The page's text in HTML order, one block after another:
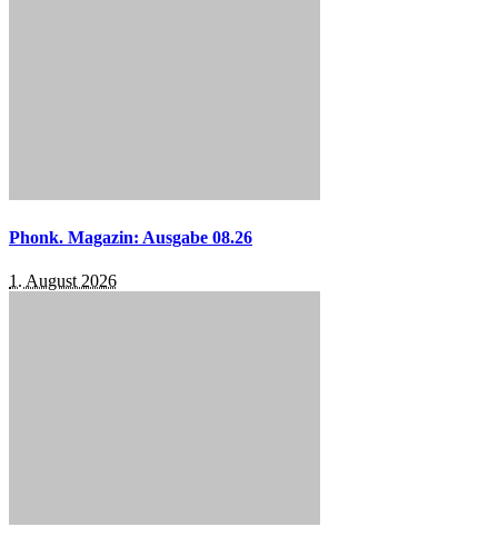
Phonk. Magazin: Ausgabe 08.26
1. August 2026